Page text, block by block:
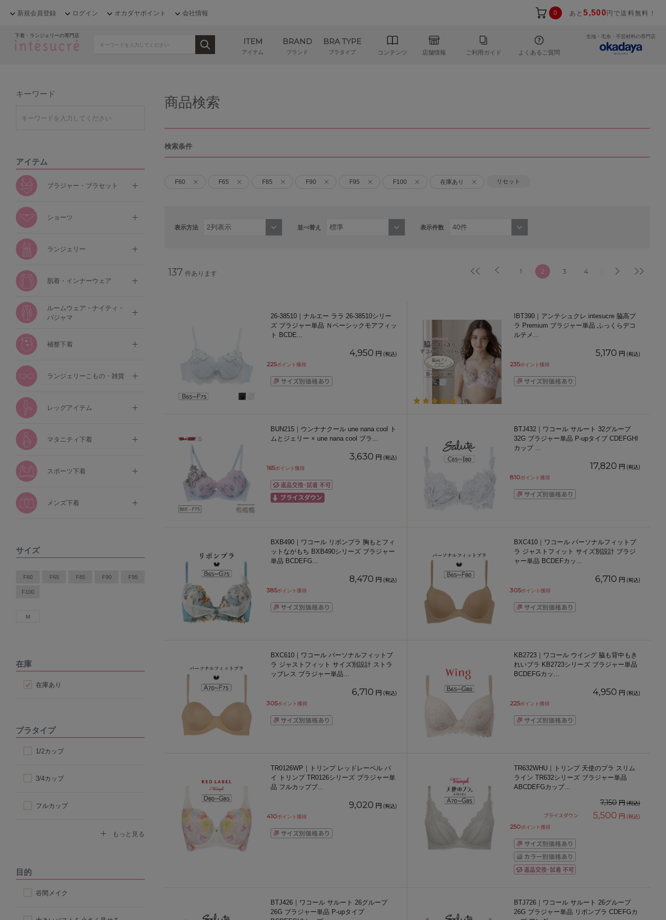
新規会員登録 ログイン オカダヤポイント 会社情報 0 あと5,500 円で送料無料！
下着・ランジェリーの専門店
ITEM
アイテム
BRAND
ブランド
BRA TYPE
ブラタイプ コンテンツ 店舗情報 ご利用ガイド よくあるご質問
生地・毛糸・手芸材料の専門店
キーワード
アイテム
ブラジャー・ブラセット
ショーツ
ランジェリー
肌着・インナーウェア
ルームウェア・ナイティ・
パジャマ
補整下着
ランジェリーこもの・雑貨
レッグアイテム
マタニティ下着
スポーツ下着
メンズ下着
サイズ
F60 F65 F85 F90 F95
F100
M
在庫
在庫あり
ブラタイプ
1/2カップ
3/4カップ
フルカップ
もっと見る
目的
谷間メイク
商品検索
検索条件
F60 F65 F85 F90 F95 F100 在庫あり リセット
表示方法 並べ替え 表示件数
137 件あります 1 2 3 4
26-38510｜ナルエー ララ 26-38510シリー
ズ ブラジャー単品 Ｎベーシックモアフィッ
ト BCDE...
4,950 円 (税込)
225ポイント獲得
IBT390｜アンテシュクレ intesucre 脇高ブ
ラ Premium ブラジャー単品 ふっくらデコ
ルテメ ...
1件
5,170 円 (税込)
235ポイント獲得
BUN215｜ウンナナクール une nana cool ト
ムとジェリー × une nana cool ブラ ...
3,630 円 (税込)
165ポイント獲得
BTJ432｜ワコール サルート 32グループ
32G ブラジャー単品 P-upタイプ CDEFGHI
カップ ...
17,820 円 (税込)
810ポイント獲得
BXB490｜ワコール リボンブラ 胸もとフィ
ットながもち BXB490シリーズ ブラジャー
単品 BCDEFG...
8,470 円 (税込)
385ポイント獲得
BXC410｜ワコール パーソナルフィットブ
ラ ジャストフィット サイズ別設計 ブラジ
ャー単品 BCDEFカッ ...
6,710 円 (税込)
305ポイント獲得
BXC610｜ワコール パーソナルフィットブ
ラ ジャストフィット サイズ別設計 ストラ
ップレス ブラジャー単品...
6,710 円 (税込)
305ポイント獲得
KB2723｜ワコール ウイング 脇も背中もき
れいブラ KB2723シリーズ ブラジャー単品
BCDEFGカッ ...
4,950 円 (税込)
225ポイント獲得
TR0126WP｜トリンプ レッドレーベル バ
イ トリンプ TR0126シリーズ ブラジャー単
品 フルカップブ...
9,020 円 (税込)
410ポイント獲得
TR632WHU｜トリンプ 天使のブラ スリム
ライン TR632シリーズ ブラジャー単品
ABCDEFGカップ...
7,150 円(税込)
プライスダウン
5,500 円 (税込)
250ポイント獲得
BTJ426｜ワコール サルート 26グループ
26G ブラジャー単品 P-upタイプ
BTJ726｜ワコール サルート 26グループ
26G ブラジャー単品 リボンブラ CDEFGカ